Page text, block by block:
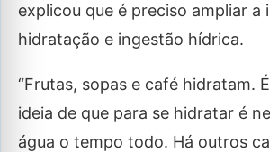
explicou que é preciso ampliar a
hidratação e ingestão hídrica.
“Frutas, sopas e café hidratam.
ideia de que para se hidratar é
água o tempo todo. Há outros